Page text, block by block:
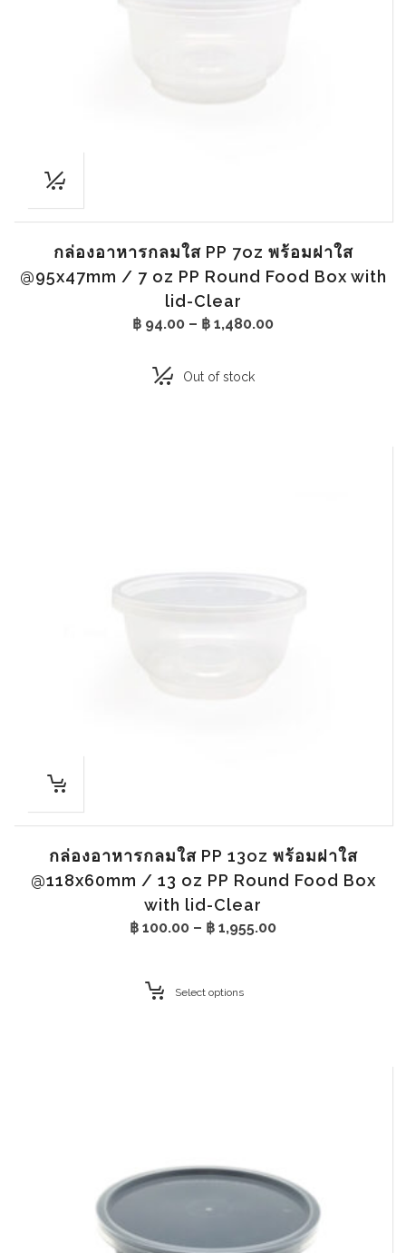
กล่องอาหารกลมใส PP 7oz พร้อมฝาใส
@95x47mm / 7 oz PP Round Food Box with
lid-Clear
฿ 94.00 – ฿ 1,480.00Price
Out of stock
กล่องอาหารกลมใส PP 13oz พร้อมฝาใส
@118x60mm / 13 oz PP Round Food Box
with lid-Clear
฿ 100.00 – ฿ 1,955.00Price
Select options